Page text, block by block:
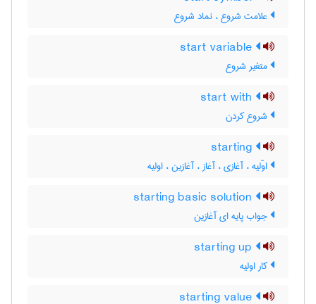
علامت شروع ، نماد شروع
متغیر شروع
شروع کردن
اوّلیه ، آغازی ، آغاز ، آغازین ، اولیه
جواب پایه ای آغازین
کار اولیه